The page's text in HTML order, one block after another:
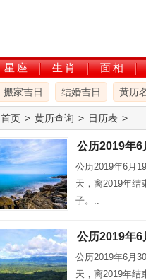
星座 生肖 面相
搬家吉日 结婚吉日 黄历
首页 > 黄历查询 > 日历表 >
公历2019年6
公历2019年6月
天，离2019年结
子。..
公历2019年6
公历2019年6月
天，离2019年结